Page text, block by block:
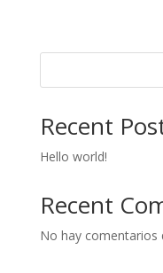
Recent
Hello world!
Recent
No hay comentarios